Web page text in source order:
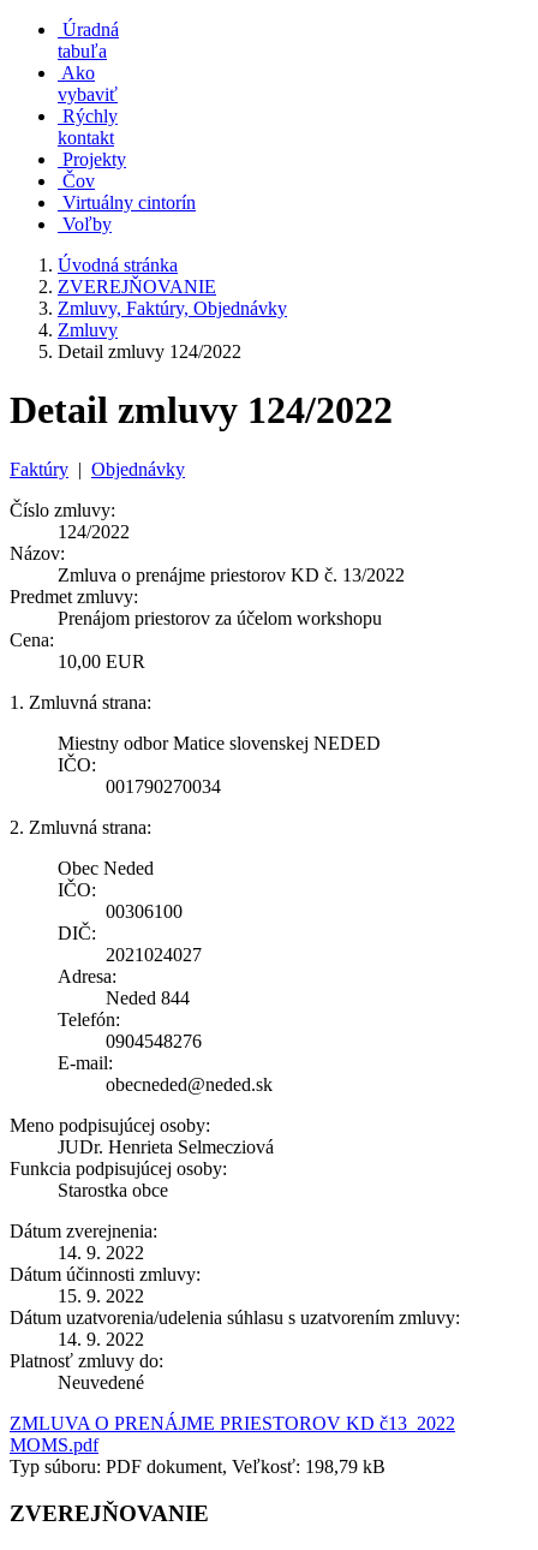
Úradná
tabuľa
Ako
vybaviť
Rýchly
kontakt
Projekty
Čov
Virtuálny cintorín
Voľby
Úvodná stránka
ZVEREJŇOVANIE
Zmluvy, Faktúry, Objednávky
Zmluvy
Detail zmluvy 124/2022
Detail zmluvy 124/2022
Faktúry | Objednávky
Číslo zmluvy:
124/2022
Názov:
Zmluva o prenájme priestorov KD č. 13/2022
Predmet zmluvy:
Prenájom priestorov za účelom workshopu
Cena:
10,00 EUR
1. Zmluvná strana:
Miestny odbor Matice slovenskej NEDED
IČO:
001790270034
2. Zmluvná strana:
Obec Neded
IČO:
00306100
DIČ:
2021024027
Adresa:
Neded 844
Telefón:
0904548276
E-mail:
obecneded@neded.sk
Meno podpisujúcej osoby:
JUDr. Henrieta Selmecziová
Funkcia podpisujúcej osoby:
Starostka obce
Dátum zverejnenia:
14. 9. 2022
Dátum účinnosti zmluvy:
15. 9. 2022
Dátum uzatvorenia/udelenia súhlasu s uzatvorením zmluvy:
14. 9. 2022
Platnosť zmluvy do:
Neuvedené
ZMLUVA O PRENÁJME PRIESTOROV KD č13_2022
MOMS.pdf
Typ súboru: PDF dokument, Veľkosť: 198,79 kB
ZVEREJŇOVANIE